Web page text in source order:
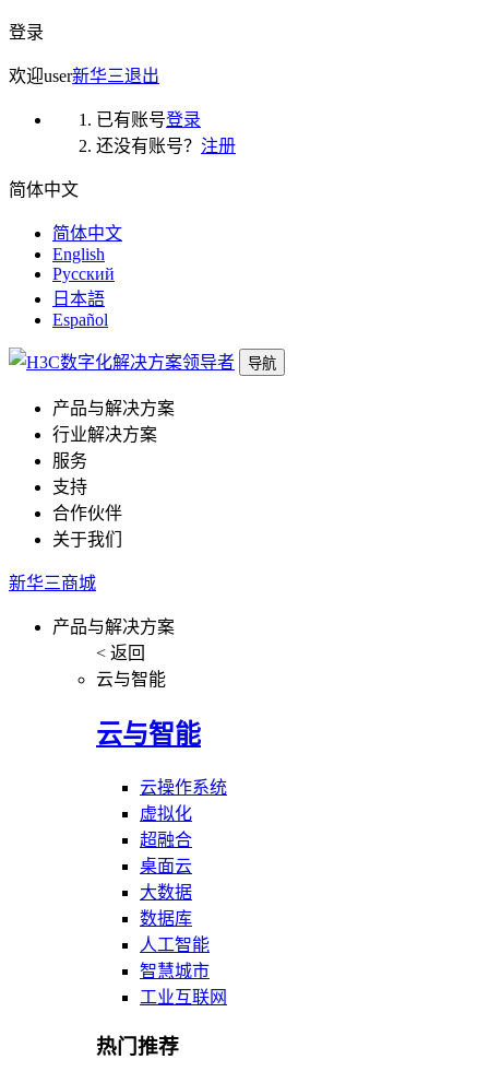
登录
欢迎user新华三退出
已有账号登录
还没有账号？ 注册
简体中文
简体中文
English
Русский
日本語
Español
导航
产品与解决方案
行业解决方案
服务
支持
合作伙伴
关于我们
新华三商城
产品与解决方案
< 返回
云与智能
云与智能
云操作系统
虚拟化
超融合
桌面云
大数据
数据库
人工智能
智慧城市
工业互联网
热门推荐